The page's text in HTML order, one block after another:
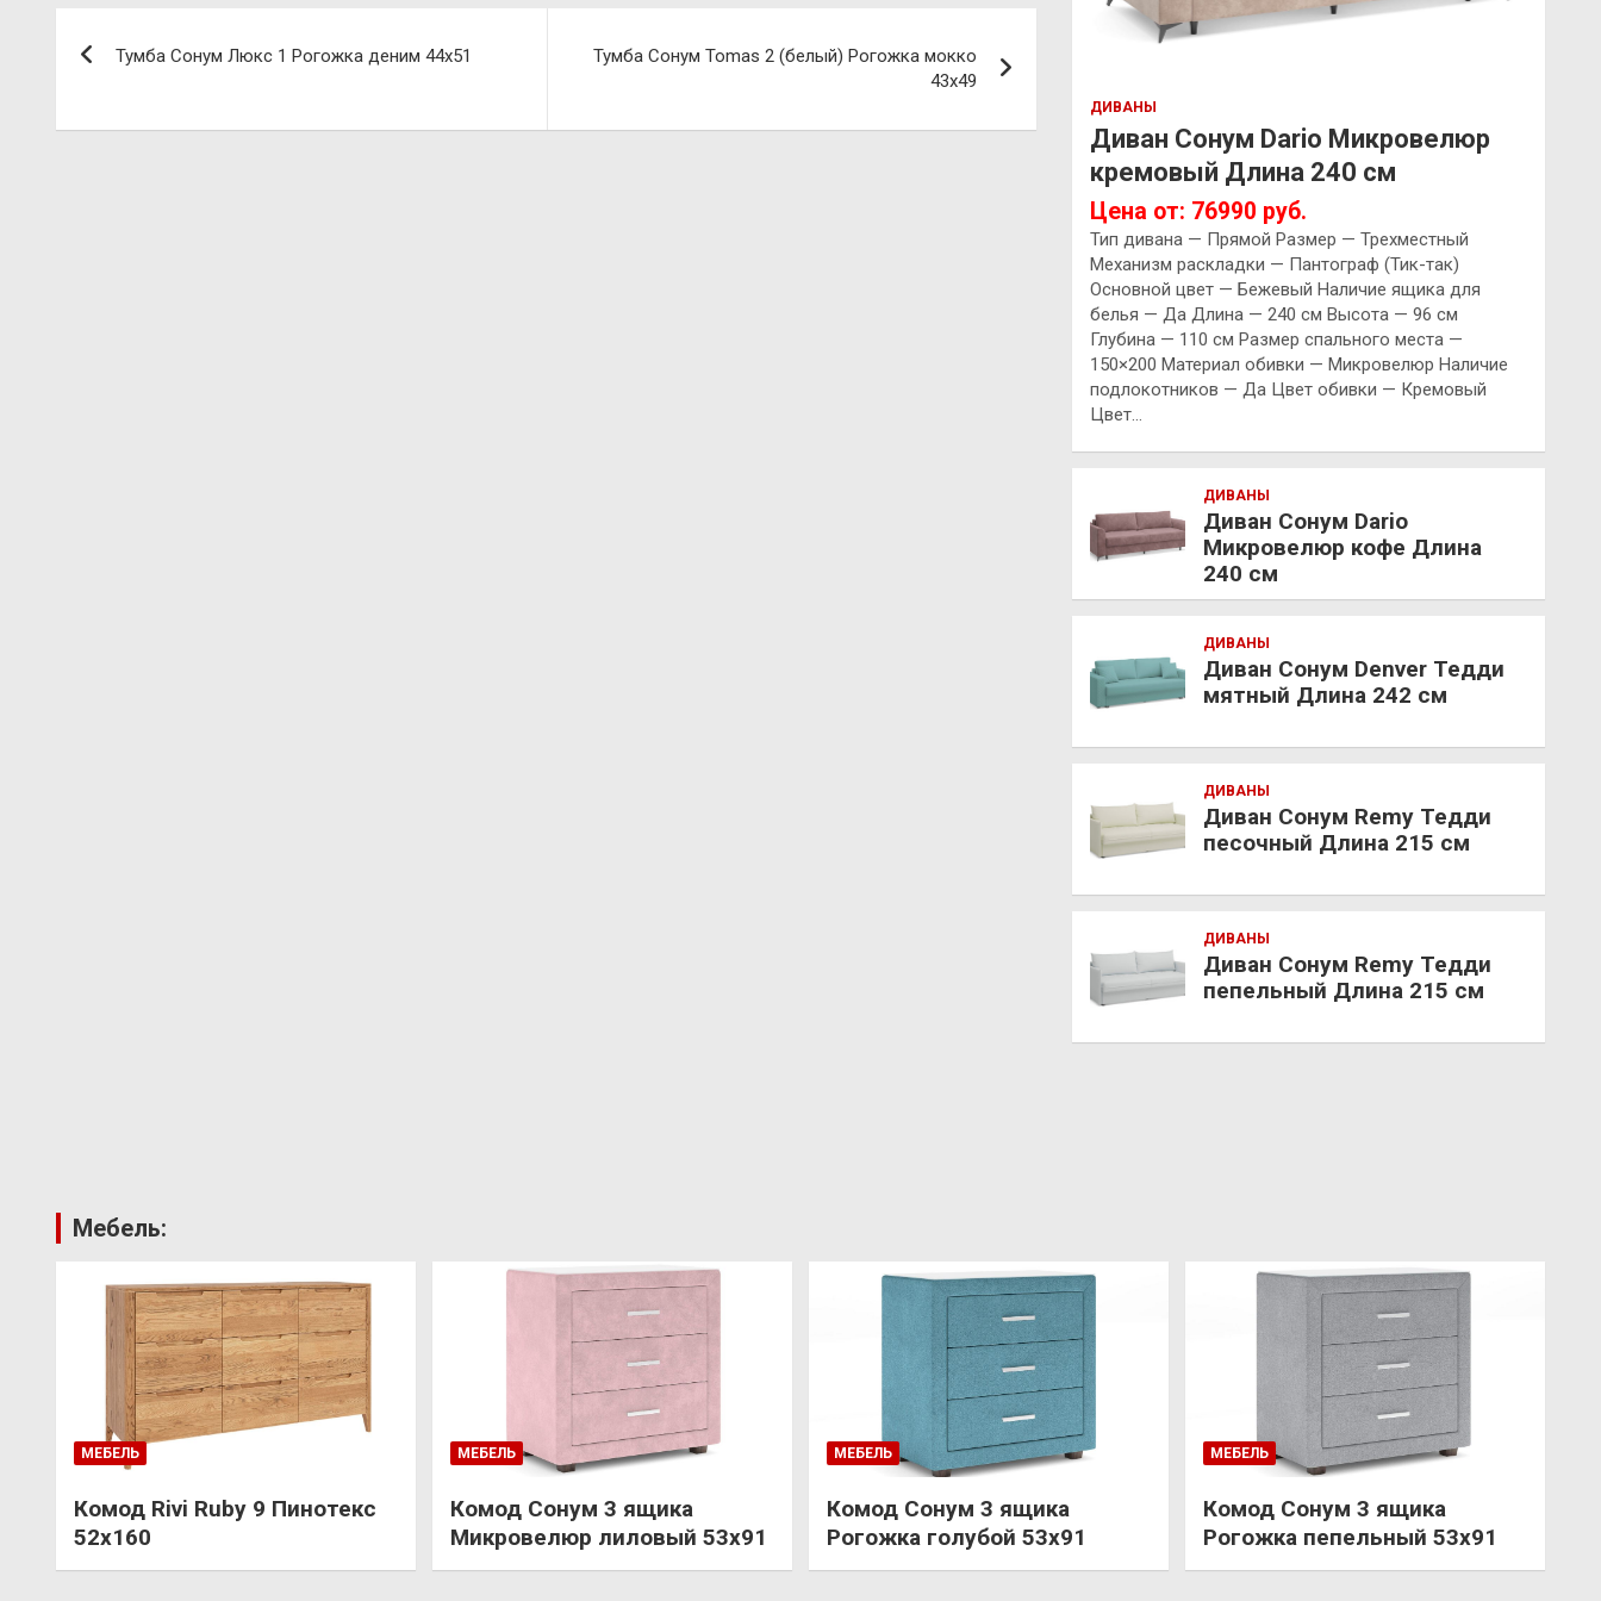
записям
Тумба Сонум Люкс 1 Рогожка деним 44х51
Тумба Сонум Tomas 2 (белый) Рогожка мокко
43х49
ДИВАНЫ
Диван Сонум Dario Микровелюр
кремовый Длина 240 см
Цена от: 76990 руб.
Тип дивана — Прямой Размер — Трехместный
Механизм раскладки — Пантограф (Тик-так)
Основной цвет — Бежевый Наличие ящика для
белья — Да Длина — 240 см Высота — 96 см
Глубина — 110 см Размер спального места —
150×200 Материал обивки — Микровелюр Наличие
подлокотников — Да Цвет обивки — Кремовый
Цвет…
ДИВАНЫ
Диван Сонум Dario
Микровелюр кофе Длина
240 см
ДИВАНЫ
Диван Сонум Denver Тедди
мятный Длина 242 см
ДИВАНЫ
Диван Сонум Remy Тедди
песочный Длина 215 см
ДИВАНЫ
Диван Сонум Remy Тедди
пепельный Длина 215 см
Мебель:
МЕБЕЛЬ
Комод Rivi Ruby 9 Пинотекс
52х160
МЕБЕЛЬ
Комод Сонум 3 ящика
Микровелюр лиловый 53х91
МЕБЕЛЬ
Комод Сонум 3 ящика
Рогожка голубой 53х91
МЕБЕЛЬ
Комод Сонум 3 ящика
Рогожка пепельный 53х91